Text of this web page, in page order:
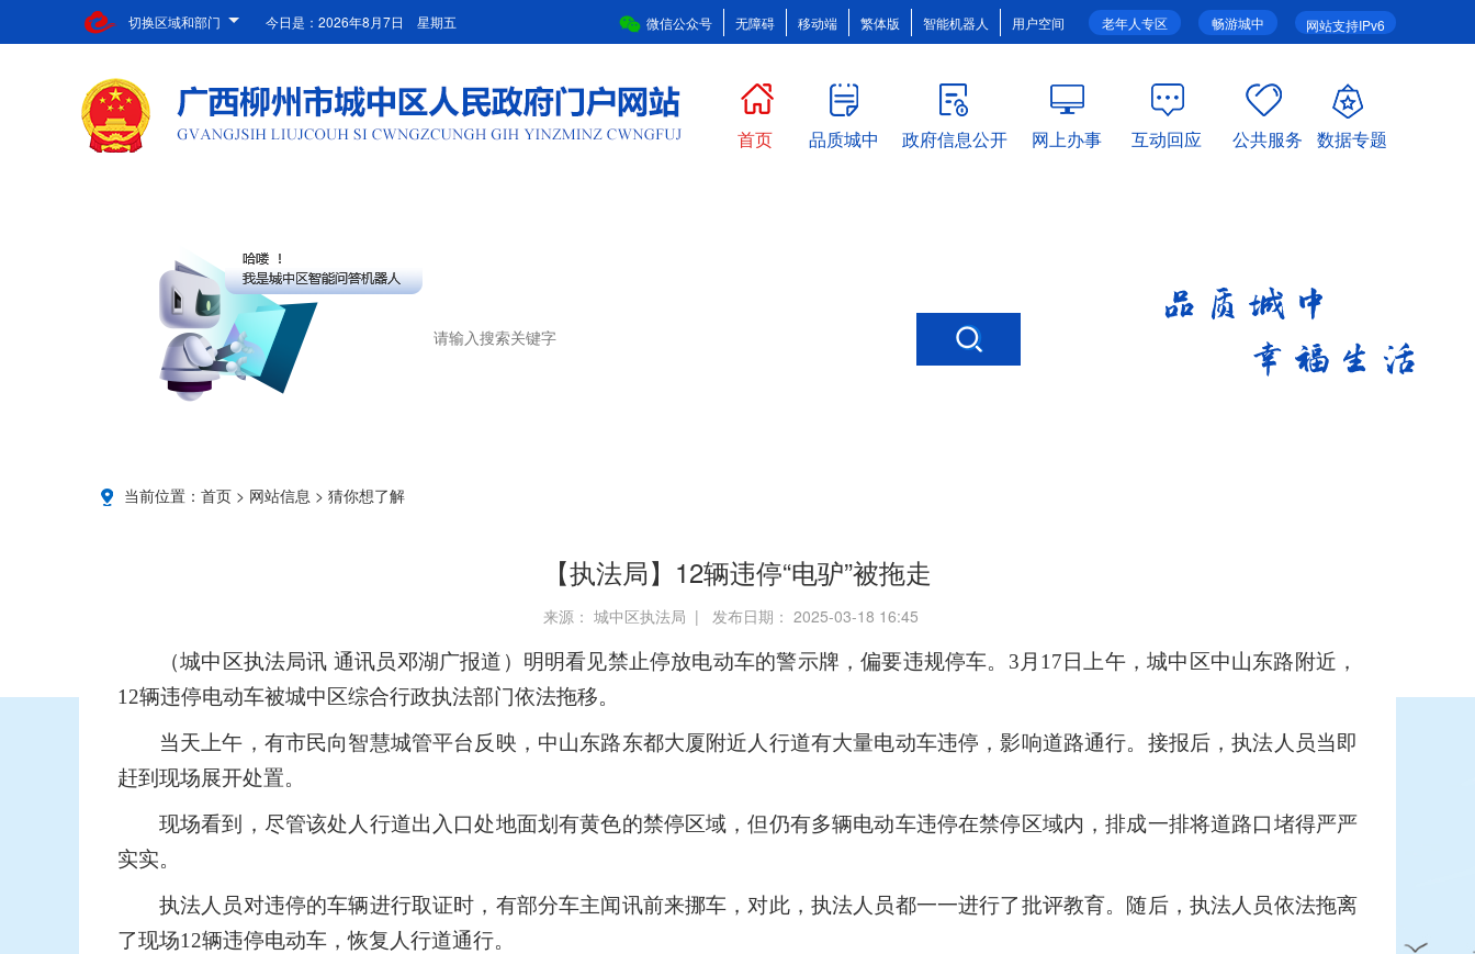
切换区域和部门 网站支持IPv6
畅游城中
老年人专区
微信公众号 无障碍 移动端 繁体版 智能机器人 用户空间
今日是： 2026年8月7日 星期五
首页 品质城中 政府信息公开 网上办事 互动回应 公共服务 数据专题
当前位置： 首页 > 网站信息 > 猜你想了解
【执法局】12辆违停“电驴”被拖走
来源： 城中区执法局 | 发布日期： 2025-03-18 16:45
（城中区执法局讯 通讯员邓湖广报道） 明明看见禁止停放电动车的警示牌，偏要违规停车。3月17日上午，城中区中山东路附近，
12辆违停电动车被城中区综合行政执法部门依法拖移。
当天上午，有市民向智慧城管平台反映，中山东路东都大厦附近人行道有大量电动车违停，影响道路通行。 接报后，执法人员当即
赶到现场展开处置。
现场看到，尽管该处人行道出入口处地面划有黄色的禁停区域，但仍有多辆电动车违停在禁停区域内，排成一排将道路口堵得严严
实实。
执法人员对违停的车辆进行取证时，有部分车主闻讯前来挪车，对此，执法人员都一一进行了批评教育。 随后，执法人员依法拖离
了现场12辆违停电动车，恢复人行道通行。